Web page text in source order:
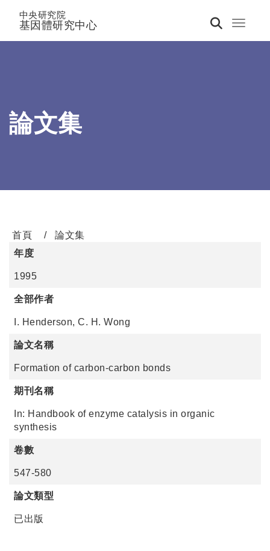
Toggle
中央研究院
基因體研究中心
論文集
首頁
論文集
年度
1995
全部作者
I. Henderson, C. H. Wong
論文名稱
Formation of carbon-carbon bonds
期刊名稱
In: Handbook of enzyme catalysis in organic
synthesis
卷數
547-580
論文類型
已出版